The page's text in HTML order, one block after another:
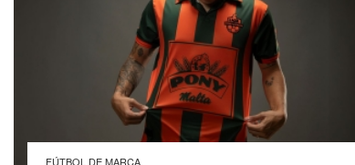
FÚTBOL DE MARCA